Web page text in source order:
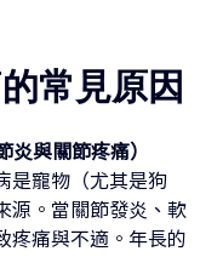
常見原因
炎與關節疼痛）
是寵物（尤其是狗
源。當關節發炎、軟
疼痛與不適。年長的